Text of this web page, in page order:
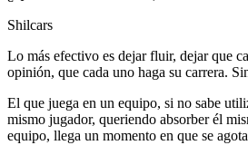
Shilcars
Lo más efectivo es dejar fluir, dejar que
opinión, que cada uno haga su carrera.
El que juega en un equipo, si no sabe
mismo jugador, queriendo absorber él
equipo, llega un momento en que se